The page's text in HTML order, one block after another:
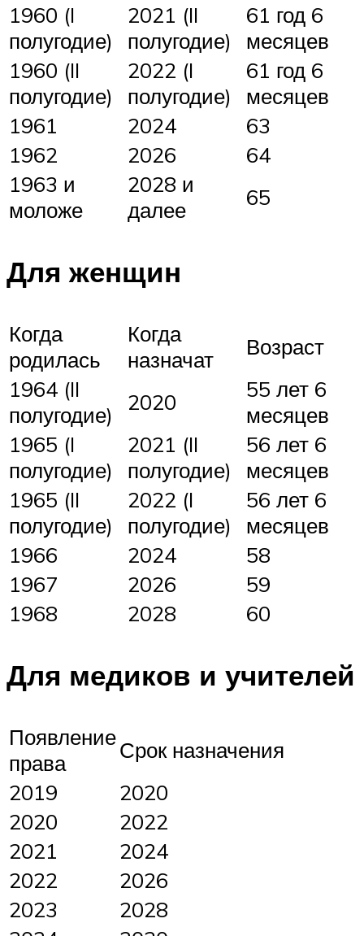
1960 (I
полугодие)
2021 (II
полугодие)
61 год 6
месяцев
1960 (II
полугодие)
2022 (I
полугодие)
61 год 6
месяцев
1961
2024
63
1962
2026
64
1963 и
моложе
2028 и
далее
65
Для женщин
Когда
родилась
Когда
назначат
Возраст
1964 (II
полугодие)
2020
55 лет 6
месяцев
1965 (I
полугодие)
2021 (II
полугодие)
56 лет 6
месяцев
1965 (II
полугодие)
2022 (I
полугодие)
56 лет 6
месяцев
1966
2024
58
1967
2026
59
1968
2028 60
Для медиков и учителей
Появление
права
Срок назначения
2019
2020
2020
2022
2021
2024
2022
2026
2023
2028